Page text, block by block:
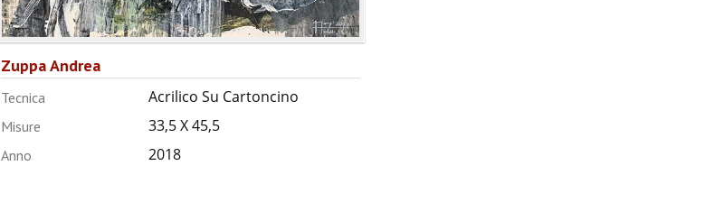
Zuppa Andrea
Tecnica Acrilico Su Cartoncino
Misure 33,5 X 45,5
Anno 2018